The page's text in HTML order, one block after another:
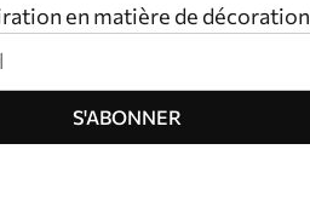
en matière de décoration
S'ABONNER